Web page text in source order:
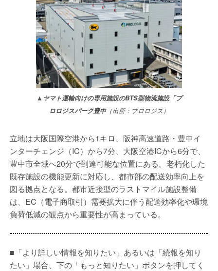
▲ヤマト運輸向けの専用施設のBTS型物流施設「プ
ロロジスパーク豊中（出所：プロロジス）
立地は大阪国際空港から1キロ、阪神高速道路・豊中イ
ンターチェンジ（IC）から7分、大阪空港ICから6分で、
豊中市全域へ20分で到達可能な位置にある。老朽化した
既存施設の機能更新に対応し、都市部の配送効率向上を
図る拠点となる。都市近接型のラストマイル施設整備
は、EC（電子商取引）需要拡大に伴う配送効率化や環境
負荷低減の観点から重要性が高まっている。
■「より詳しい情報を知りたい」あるいは「続報を知り
たい」場合、下の「もっと知りたい」ボタンを押してく